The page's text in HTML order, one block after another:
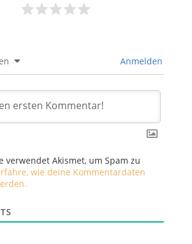
Anmelden
verwendet Akismet, um Spam zu
wie deine Kommentardaten